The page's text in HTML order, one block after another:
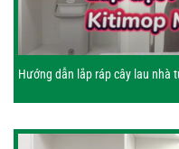
Hướng dẫn lắp ráp cây lau nhà